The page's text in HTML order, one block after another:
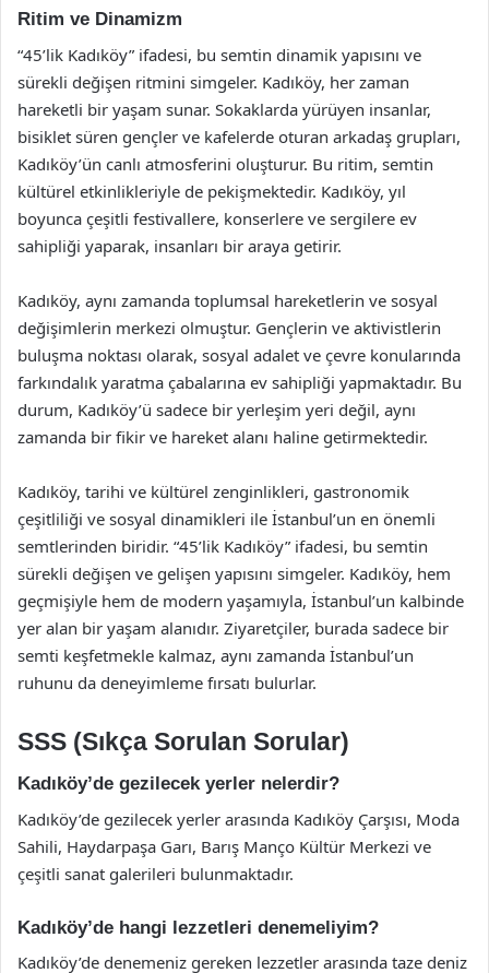
Ritim ve Dinamizm
“45’lik Kadıköy” ifadesi, bu semtin dinamik yapısını ve
sürekli değişen ritmini simgeler. Kadıköy, her zaman
hareketli bir yaşam sunar. Sokaklarda yürüyen insanlar,
bisiklet süren gençler ve kafelerde oturan arkadaş grupları,
Kadıköy’ün canlı atmosferini oluşturur. Bu ritim, semtin
kültürel etkinlikleriyle de pekişmektedir. Kadıköy, yıl
boyunca çeşitli festivallere, konserlere ve sergilere ev
sahipliği yaparak, insanları bir araya getirir.
Kadıköy, aynı zamanda toplumsal hareketlerin ve sosyal
değişimlerin merkezi olmuştur. Gençlerin ve aktivistlerin
buluşma noktası olarak, sosyal adalet ve çevre konularında
farkındalık yaratma çabalarına ev sahipliği yapmaktadır. Bu
durum, Kadıköy’ü sadece bir yerleşim yeri değil, aynı
zamanda bir fikir ve hareket alanı haline getirmektedir.
Kadıköy, tarihi ve kültürel zenginlikleri, gastronomik
çeşitliliği ve sosyal dinamikleri ile İstanbul’un en önemli
semtlerinden biridir. “45’lik Kadıköy” ifadesi, bu semtin
sürekli değişen ve gelişen yapısını simgeler. Kadıköy, hem
geçmişiyle hem de modern yaşamıyla, İstanbul’un kalbinde
yer alan bir yaşam alanıdır. Ziyaretçiler, burada sadece bir
semti keşfetmekle kalmaz, aynı zamanda İstanbul’un
ruhunu da deneyimleme fırsatı bulurlar.
SSS (Sıkça Sorulan Sorular)
Kadıköy’de gezilecek yerler nelerdir?
Kadıköy’de gezilecek yerler arasında Kadıköy Çarşısı, Moda
Sahili, Haydarpaşa Garı, Barış Manço Kültür Merkezi ve
çeşitli sanat galerileri bulunmaktadır.
Kadıköy’de hangi lezzetleri denemeliyim?
Kadıköy’de denemeniz gereken lezzetler arasında taze deniz